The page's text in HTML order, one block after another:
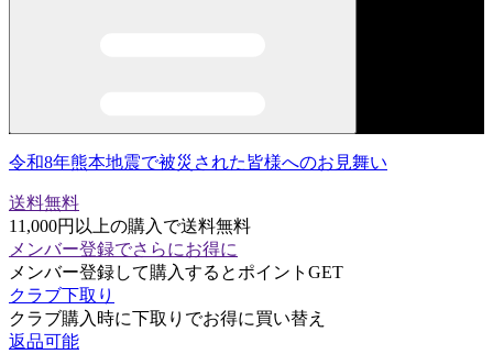
令和8年熊本地震で被災された皆様へのお見舞い
送料無料
11,000円以上の購入で送料無料
メンバー登録でさらにお得に
メンバー登録して購入するとポイントGET
クラブ下取り
クラブ購入時に下取りでお得に買い替え
返品可能